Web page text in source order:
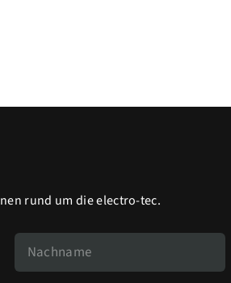
rund um die electro-tec.